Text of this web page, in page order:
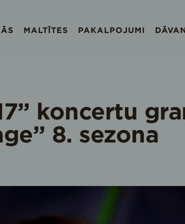
MALTĪTES PAKALPOJUMI
koncertu
8. sezona